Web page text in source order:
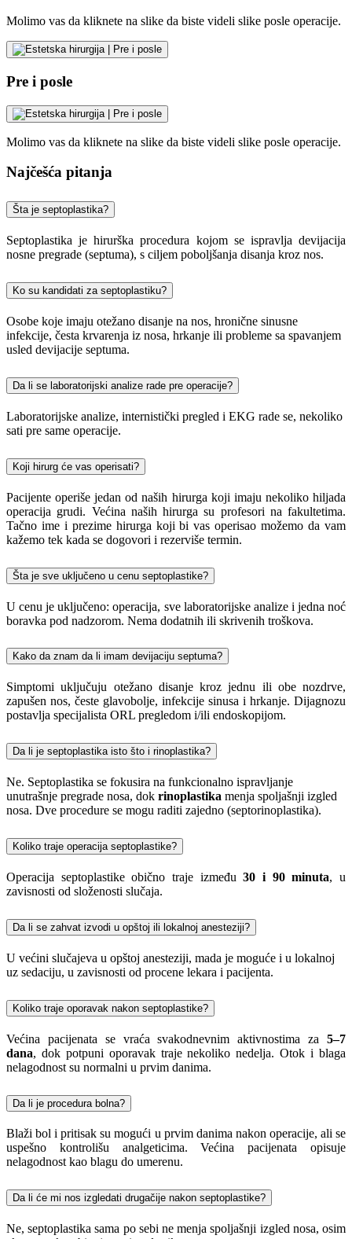
Molimo vas da kliknete na slike da biste videli slike posle operacije.
Pre i posle
Molimo vas da kliknete na slike da biste videli slike posle operacije.
Najčešća pitanja
Šta je septoplastika?
Septoplastika je hirurška procedura kojom se ispravlja devijacija
nosne pregrade (septuma), s ciljem poboljšanja disanja kroz nos.
Ko su kandidati za septoplastiku?
Osobe koje imaju otežano disanje na nos, hronične sinusne
infekcije, česta krvarenja iz nosa, hrkanje ili probleme sa spavanjem
usled devijacije septuma.
Da li se laboratorijski analize rade pre operacije?
Laboratorijske analize, internistički pregled i EKG rade se, nekoliko
sati pre same operacije.
Koji hirurg će vas operisati?
Pacijente operiše jedan od naših hirurga koji imaju nekoliko hiljada
operacija grudi. Većina naših hirurga su profesori na fakultetima.
Tačno ime i prezime hirurga koji bi vas operisao možemo da vam
kažemo tek kada se dogovori i rezerviše termin.
Šta je sve uključeno u cenu septoplastike?
U cenu je uključeno: operacija, sve laboratorijske analize i jedna noć
boravka pod nadzorom. Nema dodatnih ili skrivenih troškova.
Kako da znam da li imam devijaciju septuma?
Simptomi uključuju otežano disanje kroz jednu ili obe nozdrve,
zapušen nos, česte glavobolje, infekcije sinusa i hrkanje. Dijagnozu
postavlja specijalista ORL pregledom i/ili endoskopijom.
Da li je septoplastika isto što i rinoplastika?
Ne. Septoplastika se fokusira na funkcionalno ispravljanje
unutrašnje pregrade nosa, dok rinoplastika menja spoljašnji izgled
nosa. Dve procedure se mogu raditi zajedno (septorinoplastika).
Koliko traje operacija septoplastike?
Operacija septoplastike obično traje između30 i 90 minuta, u
zavisnosti od složenosti slučaja.
Da li se zahvat izvodi u opštoj ili lokalnoj anesteziji?
U većini slučajeva u opštoj anesteziji, mada je moguće i u lokalnoj
uz sedaciju, u zavisnosti od procene lekara i pacijenta.
Koliko traje oporavak nakon septoplastike?
Većina pacijenata se vraća svakodnevnim aktivnostima za 5–7
dana, dok potpuni oporavak traje nekoliko nedelja. Otok i blaga
nelagodnost su normalni u prvim danima.
Da li je procedura bolna?
Blaži bol i pritisak su mogući u prvim danima nakon operacije, ali se
uspešno kontrolišu analgeticima. Većina pacijenata opisuje
nelagodnost kao blagu do umerenu.
Da li će mi nos izgledati drugačije nakon septoplastike?
Ne, septoplastika sama po sebi ne menja spoljašnji izgled nosa, osim